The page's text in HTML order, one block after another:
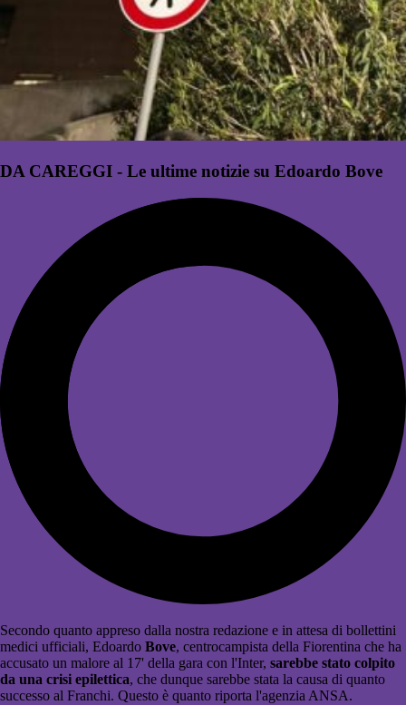
DA CAREGGI - Le ultime notizie su Edoardo Bove
Secondo quanto appreso dalla nostra redazione e in attesa di bollettini
medici ufficiali, Edoardo Bove, centrocampista della Fiorentina che ha
accusato un malore al 17' della gara con l'Inter, sarebbe stato colpito
da una crisi epilettica, che dunque sarebbe stata la causa di quanto
successo al Franchi. Questo è quanto riporta l'agenzia ANSA.